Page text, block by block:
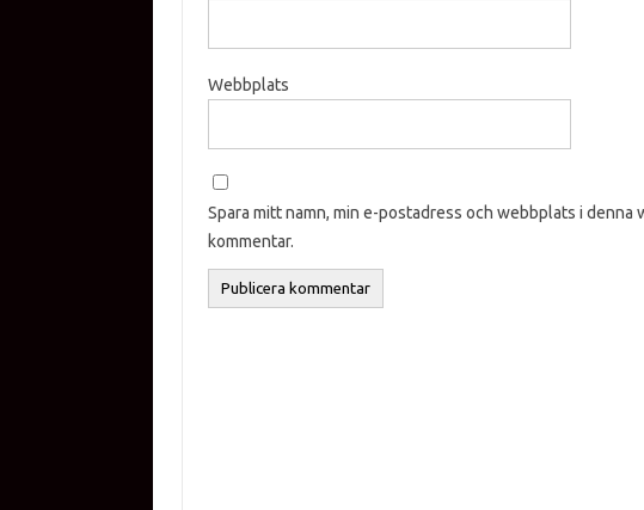
Webbplats
Spara mitt namn, min e-postadress och webbplats i denna
kommentar.